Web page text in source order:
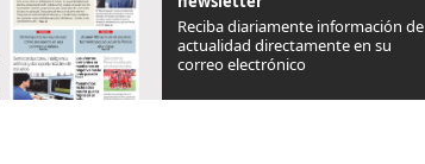
Reciba diariamente información de
actualidad directamente en su
correo electrónico